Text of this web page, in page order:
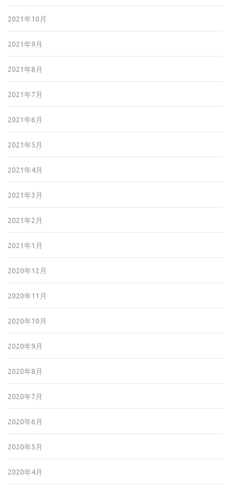
2021年10月
2021年9月
2021年8月
2021年7月
2021年6月
2021年5月
2021年4月
2021年3月
2021年2月
2021年1月
2020年12月
2020年11月
2020年10月
2020年9月
2020年8月
2020年7月
2020年6月
2020年5月
2020年4月